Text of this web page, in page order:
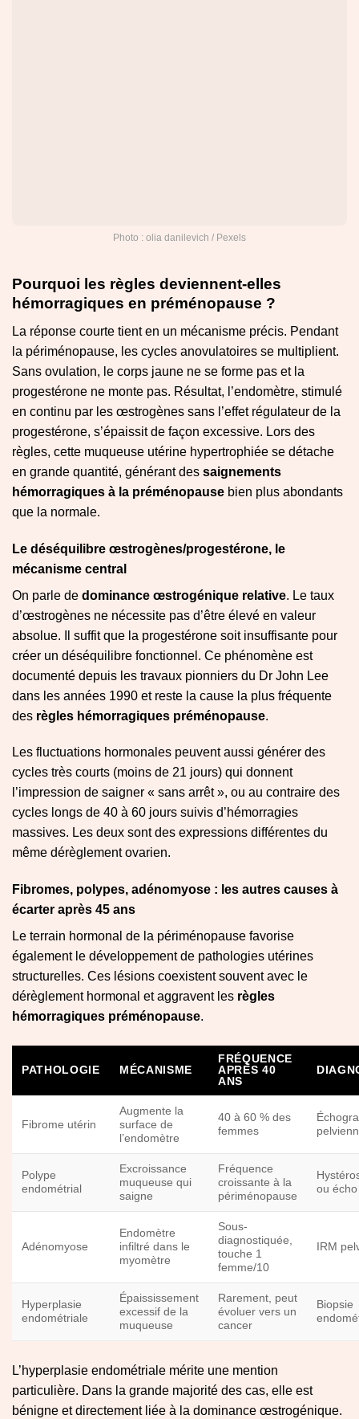
Photo : olia danilevich / Pexels
Pourquoi les règles deviennent-elles
hémorragiques en préménopause ?
La réponse courte tient en un mécanisme précis. Pendant
la périménopause, les cycles anovulatoires se multiplient.
Sans ovulation, le corps jaune ne se forme pas et la
progestérone ne monte pas. Résultat, l’endomètre, stimulé
en continu par les œstrogènes sans l’effet régulateur de la
progestérone, s’épaissit de façon excessive. Lors des
règles, cette muqueuse utérine hypertrophiée se détache
en grande quantité, générant des saignements
hémorragiques à la préménopause bien plus abondants
que la normale.
Le déséquilibre œstrogènes/progestérone, le
mécanisme central
On parle de dominance œstrogénique relative. Le taux
d’œstrogènes ne nécessite pas d’être élevé en valeur
absolue. Il suffit que la progestérone soit insuffisante pour
créer un déséquilibre fonctionnel. Ce phénomène est
documenté depuis les travaux pionniers du Dr John Lee
dans les années 1990 et reste la cause la plus fréquente
des règles hémorragiques préménopause.
Les fluctuations hormonales peuvent aussi générer des
cycles très courts (moins de 21 jours) qui donnent
l’impression de saigner « sans arrêt », ou au contraire des
cycles longs de 40 à 60 jours suivis d’hémorragies
massives. Les deux sont des expressions différentes du
même dérèglement ovarien.
Fibromes, polypes, adénomyose : les autres causes à
écarter après 45 ans
Le terrain hormonal de la périménopause favorise
également le développement de pathologies utérines
structurelles. Ces lésions coexistent souvent avec le
dérèglement hormonal et aggravent les règles
hémorragiques préménopause.
PATHOLOGIE MÉCANISME
FRÉQUENCE
APRÈS 40
ANS
Fibrome utérin
Augmente la
surface de
l’endomètre
40 à 60 % des
femmes
Polype
endométrial
Excroissance
muqueuse qui
saigne
Fréquence
croissante à la
périménopause
ou
Adénomyose
Endomètre
infiltré dans le
myomètre
Sous-
diagnostiquée,
touche 1
femme/10
IRM
Hyperplasie
endométriale
Épaississement
excessif de la
muqueuse
Rarement, peut
évoluer vers un
cancer
Biopsie
L’hyperplasie endométriale mérite une mention
particulière. Dans la grande majorité des cas, elle est
bénigne et directement liée à la dominance œstrogénique.